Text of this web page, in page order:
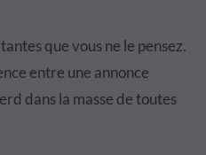
que vous ne le pensez.
entre une annonce
dans la masse de toutes